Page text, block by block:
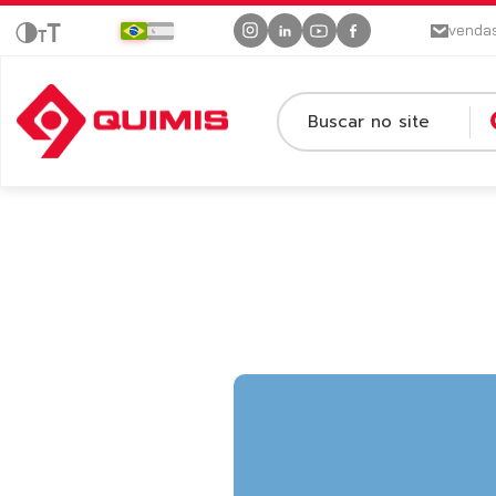
Buscar no site